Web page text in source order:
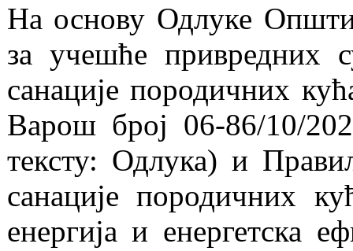
На основу Одлуке
за учешће привредних
санације породичних
Варош број 06-86/10/
тексту: Одлука) и
санације породичних
енергија и енергетска